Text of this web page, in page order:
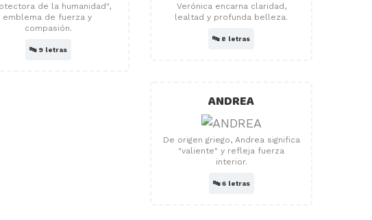
de la humanidad",
emblema de fuerza y ​​
compasión.
🔤 9 letras
Verónica encarna claridad,
lealtad y profunda belleza.
🔤 8 letras
ANDREA
De origen griego, Andrea significa
"valiente" y refleja fuerza
interior.
🔤6 letras